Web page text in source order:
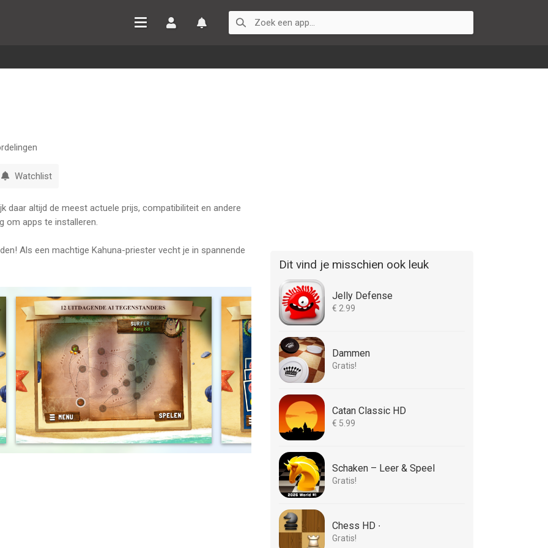
Watchlist
daar altijd de meest actuele prijs, compatibiliteit en andere
om apps te installeren.
Als een machtige Kahuna-priester vecht je in spannende
als de goden aardig voor je zijn en je de juiste speelkaarten
artiest, de genadeloze krijger of het geniale opperhoofd in
vrienden en Kahuna-spelers van over de hele wereld in een
bordspel waar je snel doorheen kijkt, maar alleen de
- maar wees op je hoede, want hun magie zal je nooit laten
Klassieker
Dit vind je misschien ook leuk
Jelly Defense
€ 2.99
Dammen
Gratis!
Catan Classic HD
€ 5.99
Schaken – Leer & Speel
Gratis!
Chess HD ∙
Gratis!